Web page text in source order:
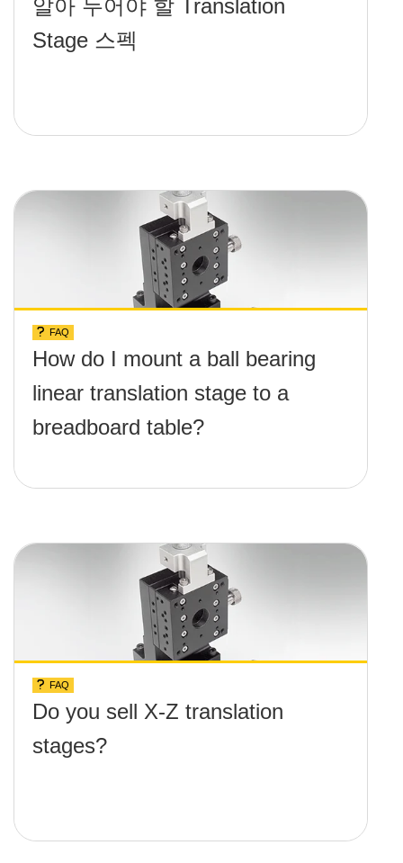
알아 두어야 할 Translation
Stage 스펙
FAQ
How do I mount a ball bearing
linear translation stage to a
breadboard table?
FAQ
Do you sell X-Z translation
stages?